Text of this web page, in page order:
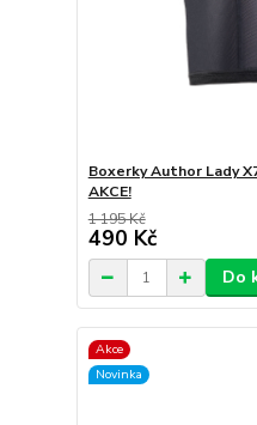
Boxerky Author Lady
AKCE!
1 195 Kč
490 Kč
Do
Akce
Novinka